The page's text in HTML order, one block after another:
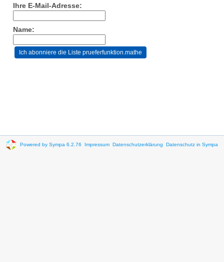
Ihre E-Mail-Adresse:
Name:
Powered by Sympa 6.2.76 Impressum Datenschutzerklärung Datenschutz in Sympa